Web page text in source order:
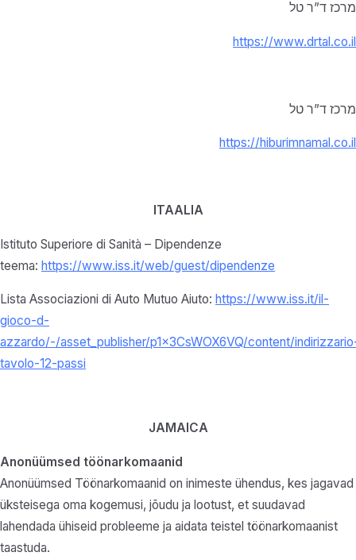
מרכז ד”ר טל
https://www.drtal.co.il
מרכז ד”ר טל
https://hiburimnamal.co.il
ITAALIA
Istituto Superiore di Sanità – Dipendenze
teema: https://www.iss.it/web/guest/dipendenze
Lista Associazioni di Auto Mutuo Aiuto: https://www.iss.it/il-
gioco-d-
azzardo/-/asset_publisher/p1x3CsWOX6VQ/content/
tavolo-12-passi
JAMAICA
Anonüümsed töönarkomaanid
Anonüümsed Töönarkomaanid on inimeste ühendus, kes jagavad
üksteisega oma kogemusi, jõudu ja lootust, et suudavad
lahendada ühiseid probleeme ja aidata teistel töönarkomaanist
taastuda.